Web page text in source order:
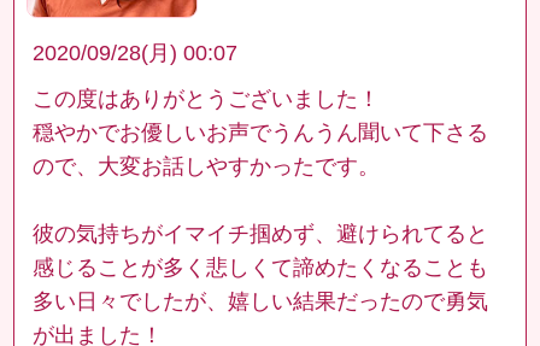
2020/09/28(月) 00:07
この度はありがとうございました！
穏やかでお優しいお声でうんうん聞いて下さる
ので、大変お話しやすかったです。
彼の気持ちがイマイチ掴めず、避けられてると
感じることが多く悲しくて諦めたくなることも
多い日々でしたが、嬉しい結果だったので勇気
が出ました！